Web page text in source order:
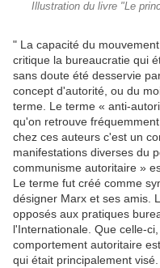
Illustration du livre "Le
" La capacité du
critique la bureaucratie qui
sans doute été desservie
concept d'autorité, ou du
terme. Le terme « anti-
qu'on retrouve
chez ces auteurs c'est un
manifestations diverses du
communisme autoritaire »
Le terme fut créé comme
désigner Marx et ses amis.
opposés aux pratiques
l'Internationale. Que celle-
comportement autoritaire
qui était principalement